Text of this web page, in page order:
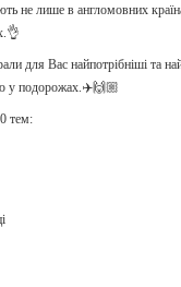
не лише в англомовних
для Вас найпотрібніші та
у подорожах.✈️🙌🏼
тем: